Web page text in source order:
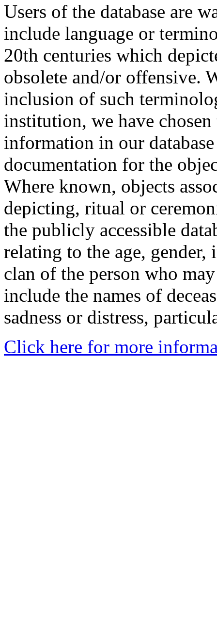
Users of the database are
include language or
20th centuries which
obsolete and/or offensive.
inclusion of such
institution, we have
information in our
documentation for the
Where known, objects
depicting, ritual or
the publicly accessible
relating to the age,
clan of the person who
include the names of
sadness or distress,
Click here for more